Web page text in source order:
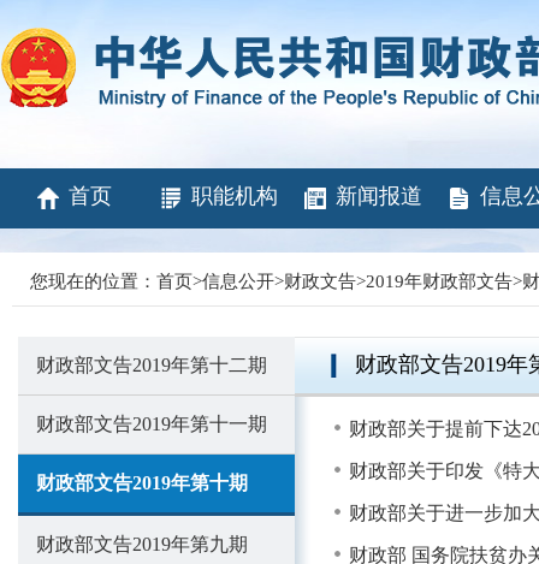
首页 职能机构 新闻报道 信息
您现在的位置： 首页>信息公开>财政文告>2019年财政部文告>
财政部文告2019年第十二期
财政部文告2019年第十一期
财政部文告2019年第十期
财政部文告2019年第九期
财政部文告2019年
财政部关于提前下达
财政部关于印发《特
财政部关于进一步加
财政部 国务院扶贫办